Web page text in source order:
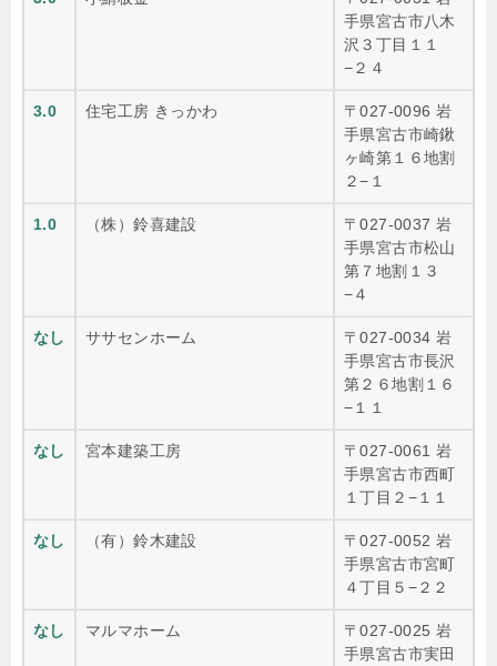
手県宮古市八木
沢３丁目１１
−２４
3.0 住宅工房 きっかわ
〒027-0096 岩
手県宮古市崎鍬
ヶ崎第１６地割
２−１
1.0 （株）鈴喜建設
〒027-0037 岩
手県宮古市松山
第７地割１３
−４
なし ササセンホーム
〒027-0034 岩
手県宮古市長沢
第２６地割１６
−１１
なし 宮本建築工房
〒027-0061 岩
手県宮古市西町
１丁目２−１１
なし （有）鈴木建設
〒027-0052 岩
手県宮古市宮町
４丁目５−２２
なし マルマホーム
〒027-0025 岩
手県宮古市実田